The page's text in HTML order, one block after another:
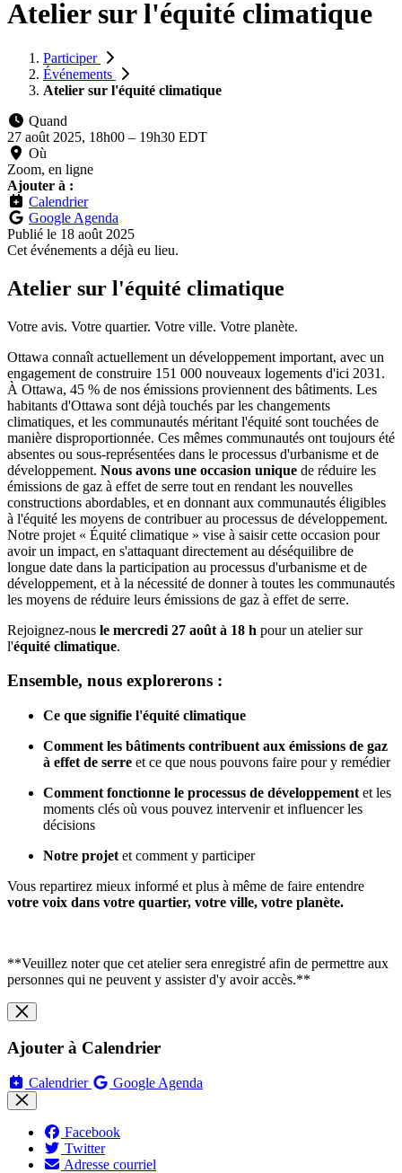
Atelier sur l'équité climatique
Participer
Événements
Atelier sur l'équité climatique
Quand
27 août 2025, 18h00 – 19h30 EDT
Où
Zoom, en ligne
Ajouter à :
Calendrier
Google Agenda
Publié le 18 août 2025
Cet événements a déjà eu lieu.
Atelier sur l'équité climatique
Votre avis. Votre quartier. Votre ville. Votre planète.
Ottawa connaît actuellement un développement important, avec un
engagement de construire 151 000 nouveaux logements d'ici 2031.
À Ottawa, 45 % de nos émissions proviennent des bâtiments. Les
habitants d'Ottawa sont déjà touchés par les changements
climatiques, et les communautés méritant l'équité sont touchées de
manière disproportionnée. Ces mêmes communautés ont toujours été
absentes ou sous-représentées dans le processus d'urbanisme et de
développement. Nous avons une occasion unique de réduire les
émissions de gaz à effet de serre tout en rendant les nouvelles
constructions abordables, et en donnant aux communautés éligibles
à l'équité les moyens de contribuer au processus de développement.
Notre projet « Équité climatique » vise à saisir cette occasion pour
avoir un impact, en s'attaquant directement au déséquilibre de
longue date dans la participation au processus d'urbanisme et de
développement, et à la nécessité de donner à toutes les communautés
les moyens de réduire leurs émissions de gaz à effet de serre.
Rejoignez-nous le mercredi 27 août à 18 h pour un atelier sur
l'équité climatique.
Ensemble, nous explorerons :
Ce que signifie l'équité climatique
Comment les bâtiments contribuent aux émissions de gaz
à effet de serre et ce que nous pouvons faire pour y remédier
Comment fonctionne le processus de développement et les
moments clés où vous pouvez intervenir et influencer les
décisions
Notre projet et comment y participer
Vous repartirez mieux informé et plus à même de faire entendre
votre voix dans votre quartier, votre ville, votre planète.
**Veuillez noter que cet atelier sera enregistré afin de permettre aux
personnes qui ne peuvent y assister d'y avoir accès.**
Ajouter à Calendrier
Calendrier Google Agenda
Facebook
Twitter
Adresse courriel